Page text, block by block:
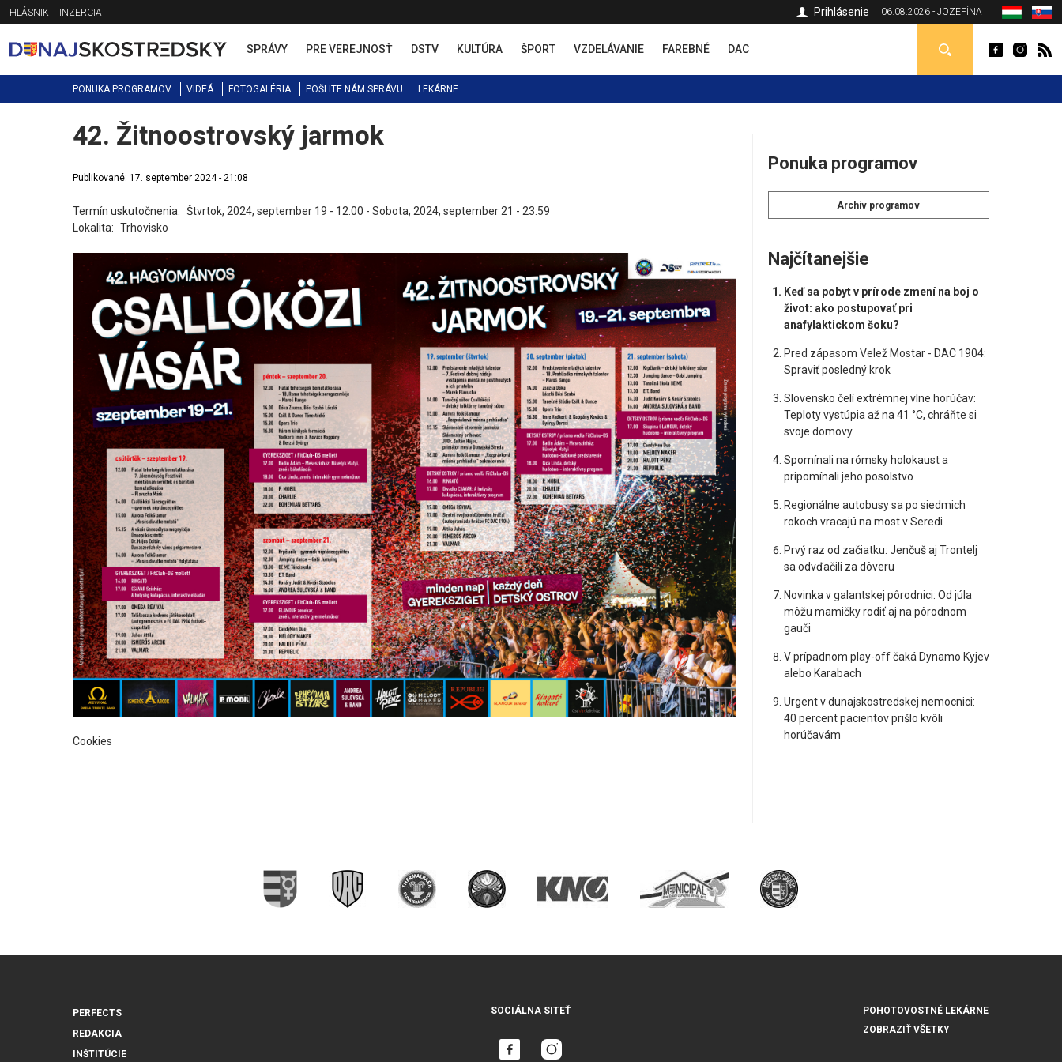
Jump
to
navigation
HLÁSNIK INZERCIA 06.08.2026 - JOZEFÍNA
Prihlásenie
SPRÁVY PRE VEREJNOSŤ DSTV KULTÚRA ŠPORT VZDELÁVANIE FAREBNÉ DAC
PONUKA PROGRAMOV VIDEÁ FOTOGALÉRIA POŠLITE NÁM SPRÁVU LEKÁRNE
Back
to
42. Žitnoostrovský jarmok
Publikované: 17. september 2024 - 21:08
Termín uskutočnenia: Štvrtok, 2024, september 19 - 12:00 - Sobota, 2024, september 21 - 23:59
Lokalita: Trhovisko
Cookies
Ponuka programov
Archív programov
Najčítanejšie
Keď sa pobyt v prírode zmení na boj o
život: ako postupovať pri
anafylaktickom šoku?
Pred zápasom Velež Mostar - DAC 1904:
Spraviť posledný krok
Slovensko čelí extrémnej vlne horúčav:
Teploty vystúpia až na 41 °C, chráňte si
svoje domovy
Spomínali na rómsky holokaust a
pripomínali jeho posolstvo
Regionálne autobusy sa po siedmich
rokoch vracajú na most v Seredi
Prvý raz od začiatku: Jenčuš aj Trontelj
sa odvďačili za dôveru
Novinka v galantskej pôrodnici: Od júla
môžu mamičky rodiť aj na pôrodnom
gauči
V prípadnom play-off čaká Dynamo Kyjev
alebo Karabach
Urgent v dunajskostredskej nemocnici:
40 percent pacientov prišlo kvôli
horúčavám
PERFECTS
REDAKCIA
INŠTITÚCIE
SOCIÁLNA SITEŤ
POHOTOVOSTNÉ LEKÁRNE
ZOBRAZIŤ VŠETKY